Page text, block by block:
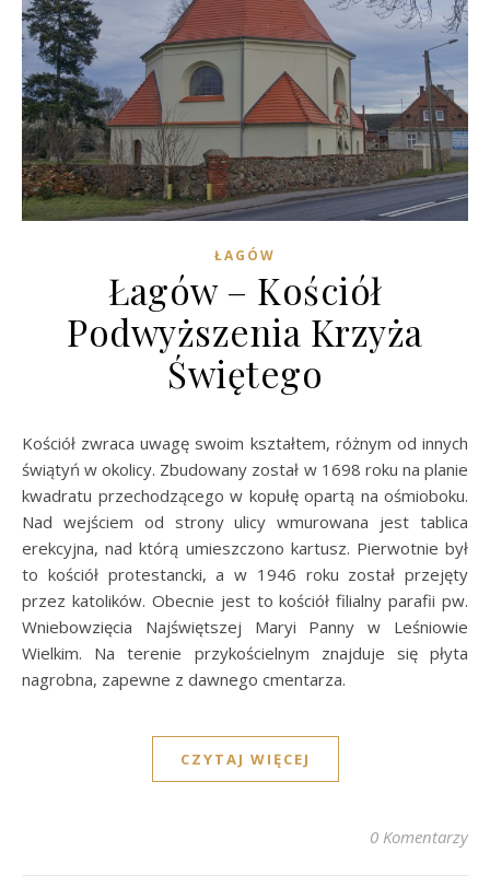
ŁAGÓW
Łagów – Kościół
Podwyższenia Krzyża
Świętego
Kościół zwraca uwagę swoim kształtem, różnym od innych
świątyń w okolicy. Zbudowany został w 1698 roku na planie
kwadratu przechodzącego w kopułę opartą na ośmioboku.
Nad wejściem od strony ulicy wmurowana jest tablica
erekcyjna, nad którą umieszczono kartusz. Pierwotnie był
to kościół protestancki, a w 1946 roku został przejęty
przez katolików. Obecnie jest to kościół filialny parafii pw.
Wniebowzięcia Najświętszej Maryi Panny w Leśniowie
Wielkim. Na terenie przykościelnym znajduje się płyta
nagrobna, zapewne z dawnego cmentarza.
CZYTAJ WIĘCEJ
0 Komentarzy